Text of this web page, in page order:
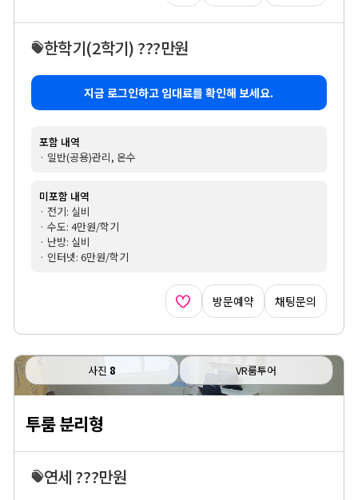
한학기(2학기) ???만원
지금 로그인하고 임대료를 확인해 보세요.
포함 내역
· 일반(공용)관리, 온수
미포함 내역
· 전기: 실비
· 수도: 4만원/학기
· 난방: 실비
· 인터넷: 6만원/학기
방문예약 채팅문의
사진 8 VR룸투어
투룸 분리형
연세 ???만원